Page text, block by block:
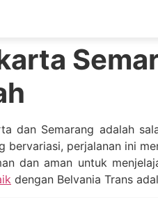
dan Semarang adalah
bervariasi, perjalanan ini
dan aman untuk
dengan Belvania Trans